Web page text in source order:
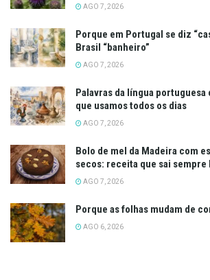
AGO 7, 2026
Porque em Portugal se diz
Brasil “banheiro”
AGO 7, 2026
Palavras da língua
que usamos todos os dias
AGO 7, 2026
Bolo de mel da Madeira com
secos: receita que sai sempre
AGO 7, 2026
Porque as folhas mudam de
AGO 6, 2026